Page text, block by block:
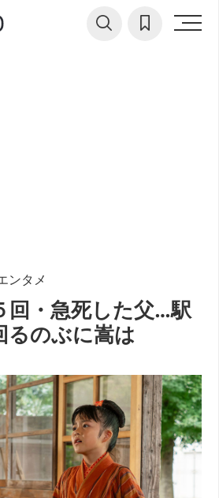
ンタメ
回・急死した父…駅
るのぶに嵩は